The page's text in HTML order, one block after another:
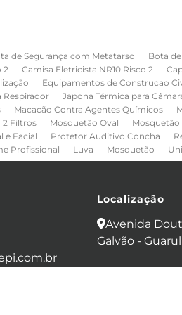
de Segurança com Metatarso
Bota
2 Camisa Eletricista NR10 Risco 2
Equipamentos de Construcao
Respirador Japona Térmica para
Macacão Contra Agentes Químicos
2 Filtros Mosquetão Oval
e Facial Protetor Auditivo Concha
Profissional Luva Mosquetão
Localização
Avenida
Galvão -